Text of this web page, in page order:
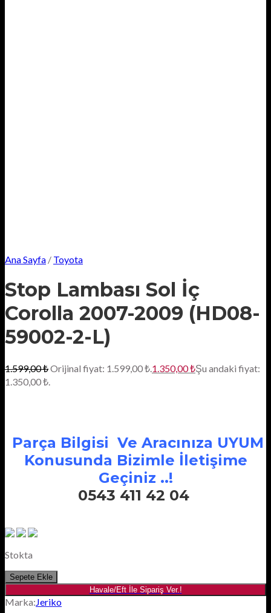
Ana Sayfa / Toyota
Stop Lambası Sol İç
Corolla 2007-2009 (HD08-
59002-2-L)
1.599,00₺Orijinal fiyat: 1.599,00 ₺.1.350,00₺Şu andaki fiyat:
1.350,00 ₺.
Parça Bilgisi Ve Aracınıza UYUM
Konusunda Bizimle İletişime
Geçiniz ..!
0543 411 42 04
Stokta
Sepete Ekle
Havale/Eft İle Sipariş Ver.!
Marka: Jeriko